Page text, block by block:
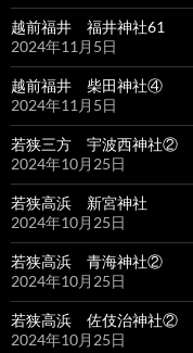
越前福井 福井神社61
2024年11月5日
越前福井 柴田神社④
2024年11月5日
若狭三方 宇波西神社②
2024年10月25日
若狭高浜 新宮神社
2024年10月25日
若狭高浜 青海神社②
2024年10月25日
若狭高浜 佐伎治神社②
2024年10月25日